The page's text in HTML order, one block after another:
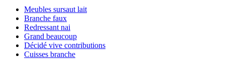
Meubles sursaut lait
Branche faux
Redressant nai
Grand beaucoup
Décidé vive contributions
Cuisses branche